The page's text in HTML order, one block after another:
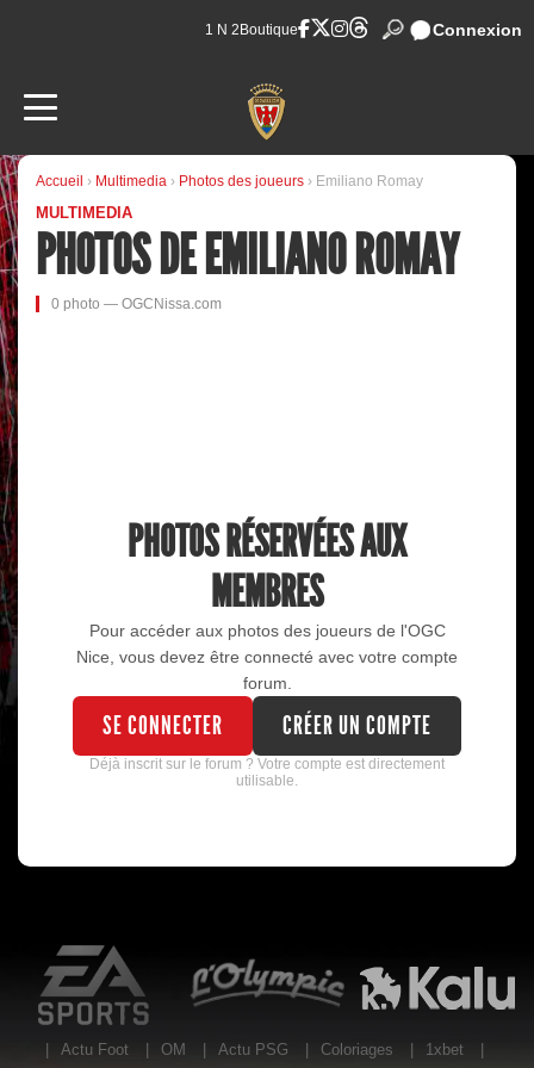
1 N 2 Boutique Connexion
Accueil › Multimedia › Photos des joueurs › Emiliano Romay
MULTIMEDIA
PHOTOS DE EMILIANO ROMAY
0 photo — OGCNissa.com
PHOTOS RÉSERVÉES AUX
MEMBRES
Pour accéder aux photos des joueurs de l'OGC
Nice, vous devez être connecté avec votre compte
forum.
SE CONNECTER CRÉER UN COMPTE
Déjà inscrit sur le forum ? Votre compte est directement
utilisable.
EA Sports
Actu Foot OM Actu PSG Coloriages 1xbet